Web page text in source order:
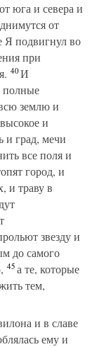
юга и севера и
от
Я подвигнул во
при
40И
полные
землю и
и
и град, мечи
все поля и
город, и
и траву в
звезду и
до самого
45а те, которые
тем,
и в славе
ему и